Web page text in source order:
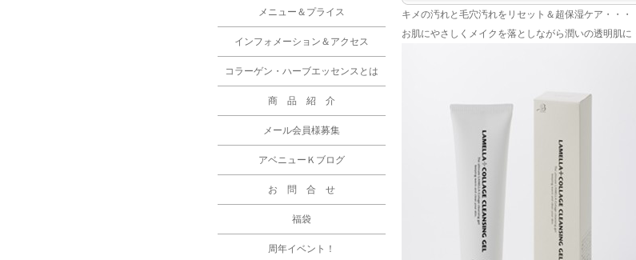
キメの汚れと毛穴汚れをリセット＆超保湿ケア・・・
お肌にやさしくメイクを落としながら潤いの透明肌に
メニュー＆プライス
インフォメーション＆アクセス
コラーゲン・ハーブエッセンスとは
商 品 紹 介
メール会員様募集
アベニューＫブログ
お 問 合 せ
福袋
周年イベント！